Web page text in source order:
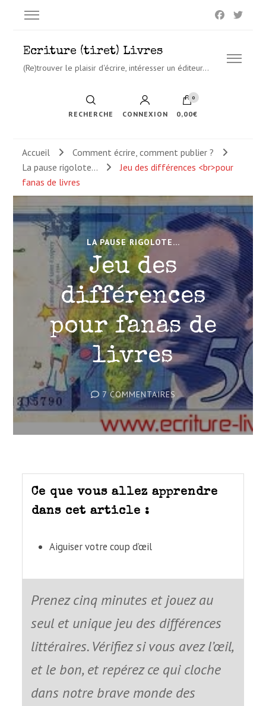
Ecriture (tiret) Livres
(Re)trouver le plaisir d'écrire, intéresser un éditeur…
RECHERCHE CONNEXION
0
0,00€
Accueil
Comment écrire, comment publier ?
La pause rigolote...
Jeu des différences <br>pour
fanas de livres
LA PAUSE RIGOLOTE...
Jeu des
différences
pour fanas de
livres
7 COMMENTAIRES SUR
JEU
DES
DIFFÉRENCES
POUR
Ce que vous allez apprendre
dans cet article :
Aiguiser votre coup d’œil
Prenez cinq minutes et jouez au
seul et unique jeu des dif­fé­rences
lit­té­raires. Vérifiez si vous avez l’œil,
et le bon, et repé­rez ce qui cloche
dans notre brave monde des